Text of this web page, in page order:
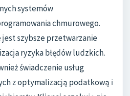
systemów
chmurowego.
szybsze przetwarzanie
ryzyka błędów ludzkich.
świadczenie usług
z optymalizacją podatkową i